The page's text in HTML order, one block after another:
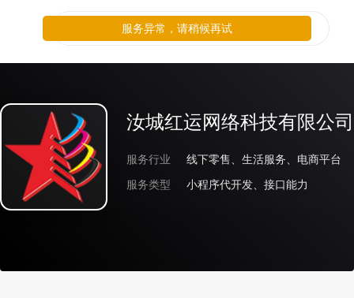
汝城红运网络科技有限公司
服务行业
线下零售、生活服务、电商平台
服务类型
小程序代开发、接口能力
服务异常，请稍候再试